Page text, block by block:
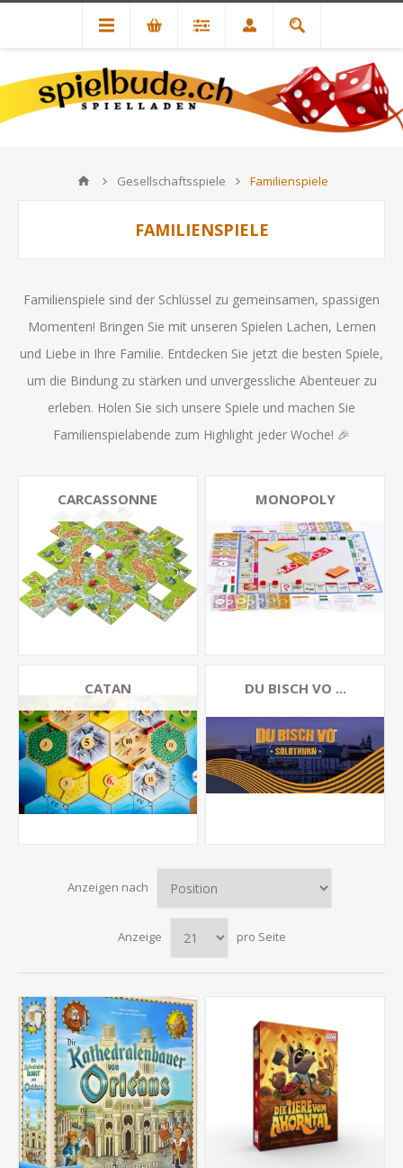
Gesellschaftsspiele Familienspiele
FAMILIENSPIELE
Familienspiele sind der Schlüssel zu gemeinsamen, spassigen
Momenten! Bringen Sie mit unseren Spielen Lachen, Lernen
und Liebe in Ihre Familie. Entdecken Sie jetzt die besten Spiele,
um die Bindung zu stärken und unvergessliche Abenteuer zu
erleben. Holen Sie sich unsere Spiele und machen Sie
Familienspielabende zum Highlight jeder Woche! 🎉
CARCASSONNE MONOPOLY
CATAN DU BISCH VO ...
Anzeigen nach
Anzeige pro Seite